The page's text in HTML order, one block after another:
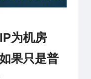
为机房
果只是普